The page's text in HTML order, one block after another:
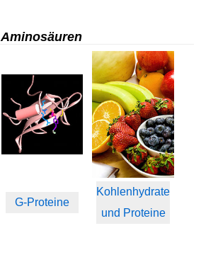
Aminosäuren
G-Proteine
Kohlenhydrate
und Proteine